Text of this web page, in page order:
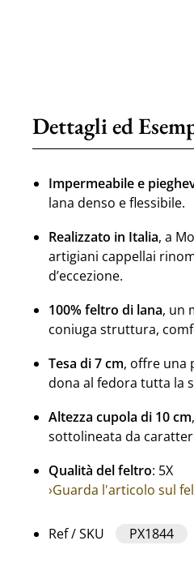
Dettagli ed
Impermeabile e
lana denso e flessibile.
Realizzato in Italia, a
artigiani cappellai
d’eccezione.
100% feltro di lana, un
coniuga struttura,
Tesa di 7 cm, offre una
dona al fedora tutta la
Altezza cupola di 10 cm
sottolineata da
Qualità del feltro: 5X
›Guarda l'articolo sul
Ref / SKU PX1844